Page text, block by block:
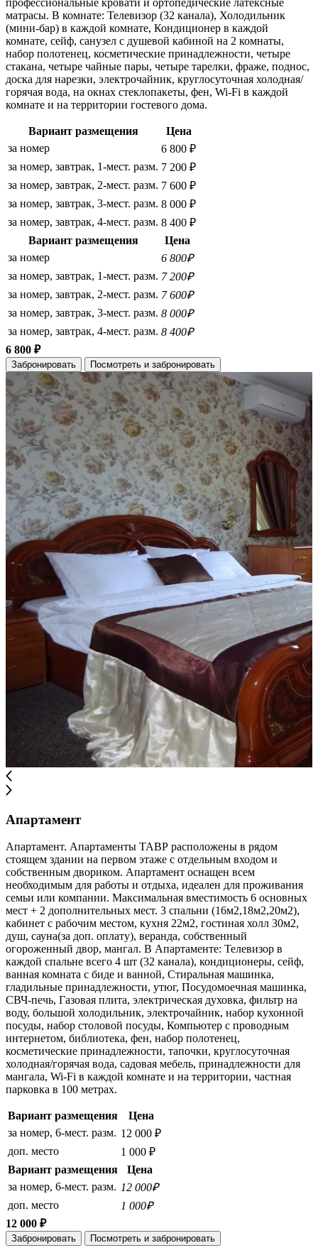
матрасы. В комнате: Телевизор (32 канала), Холодильник
(мини-бар) в каждой комнате, Кондиционер в каждой
комнате, сейф, санузел с душевой кабиной на 2 комнаты,
набор полотенец, косметические принадлежности, четыре
стакана, четыре чайные пары, четыре тарелки, фраже, поднос,
доска для нарезки, электрочайник, круглосуточная холодная/
горячая вода, на окнах стеклопакеты, фен, Wi-Fi в каждой
комнате и на территории гостевого дома.
Вариант размещения
Цена
за номер
6 800 ₽
за номер, завтрак, 1-мест. разм. 7 200 ₽
за номер, завтрак, 2-мест. разм. 7 600 ₽
за номер, завтрак, 3-мест. разм. 8 000 ₽
за номер, завтрак, 4-мест. разм. 8 400 ₽
Вариант размещения
Цена
за номер
6 800₽
за номер, завтрак, 1-мест. разм. 7 200₽
за номер, завтрак, 2-мест. разм. 7 600₽
за номер, завтрак, 3-мест. разм. 8 000₽
за номер, завтрак, 4-мест. разм. 8 400₽
6 800 ₽
Забронировать Посмотреть и забронировать
Апартамент
Апартамент. Апартаменты ТАВР расположены в рядом
стоящем здании на первом этаже с отдельным входом и
собственным двориком. Апартамент оснащен всем
необходимым для работы и отдыха, идеален для проживания
семьи или компании. Максимальная вместимость 6 основных
мест + 2 дополнительных мест. 3 спальни (16м2,18м2,20м2),
кабинет с рабочим местом, кухня 22м2, гостиная холл 30м2,
душ, сауна(за доп. оплату), веранда, собственный
огороженный двор, мангал. В Апартаменте: Телевизор в
каждой спальне всего 4 шт (32 канала), кондиционеры, сейф,
ванная комната с биде и ванной, Стиральная машинка,
гладильные принадлежности, утюг, Посудомоечная машинка,
СВЧ-печь, Газовая плита, электрическая духовка, фильтр на
воду, большой холодильник, электрочайник, набор кухонной
посуды, набор столовой посуды, Компьютер с проводным
интернетом, библиотека, фен, набор полотенец,
косметические принадлежности, тапочки, круглосуточная
холодная/горячая вода, садовая мебель, принадлежности для
мангала, Wi-Fi в каждой комнате и на территории, частная
парковка в 100 метрах.
Вариант размещения
Цена
за номер, 6-мест. разм. 12 000 ₽
доп. место
1 000 ₽
Вариант размещения
Цена
за номер, 6-мест. разм. 12 000₽
доп. место
1 000₽
12 000 ₽
Забронировать Посмотреть и забронировать